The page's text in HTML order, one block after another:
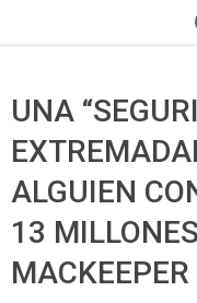
UNA
ALGUIEN
13
MACKEEPER